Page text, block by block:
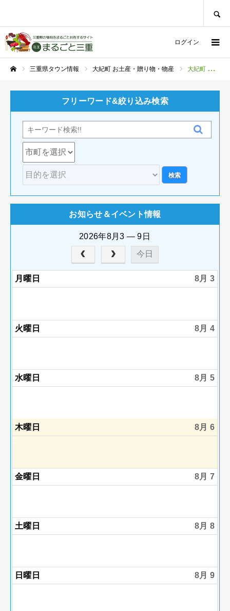
ログイン
三重県タウン情報 大紀町 お土産・贈り物・物産 大紀町 道の駅
フリーワード&絞り込み検索
お知らせ＆イベント情報
2026年8月3 — 9日
今日
月曜日 8月 3
火曜日 8月 4
水曜日 8月 5
木曜日 8月 6
金曜日 8月 7
土曜日 8月 8
日曜日 8月 9